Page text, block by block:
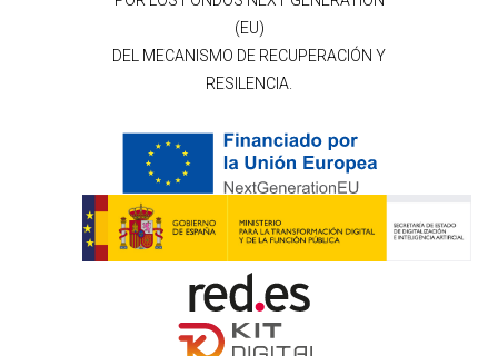
(EU)
DEL MECANISMO DE RECUPERACIÓN Y
RESILENCIA.